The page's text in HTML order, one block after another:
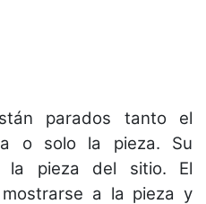
parados tanto el
o solo la pieza. Su
la pieza del sitio. El
a la pieza y